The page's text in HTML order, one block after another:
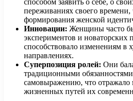
переживаниях своего
формирования женской
Инновации: Женщины часто
экспериментов и новаторских
способствовало изменениям в
направлениях.
Суперпозиция ролей: Они
традиционными
самовыражению, что отражало
жизненных путей их